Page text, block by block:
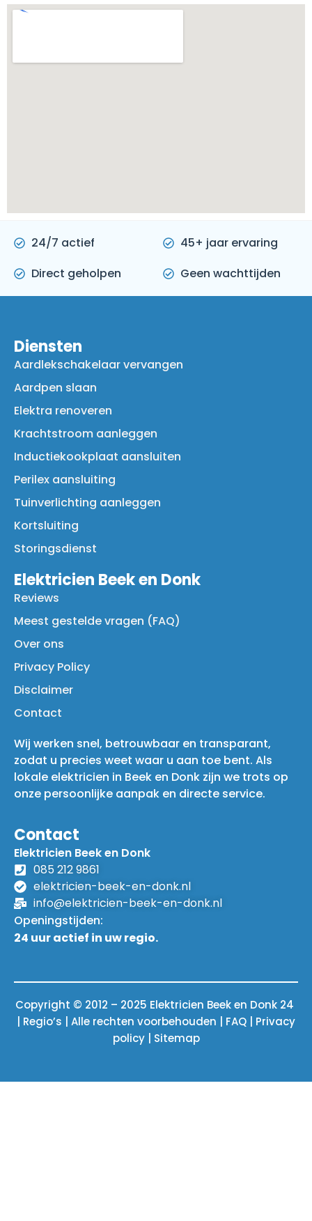
24/7 actief
45+ jaar ervaring
Direct geholpen
Geen wachttijden
Diensten
Aardlekschakelaar vervangen
Aardpen slaan
Elektra renoveren
Krachtstroom aanleggen
Inductiekookplaat aansluiten
Perilex aansluiting
Tuinverlichting aanleggen
Kortsluiting
Storingsdienst
Elektricien Beek en Donk
Reviews
Meest gestelde vragen (FAQ)
Over ons
Privacy Policy
Disclaimer
Contact
Wij werken snel, betrouwbaar en transparant,
zodat u precies weet waar u aan toe bent. Als
lokale elektricien in Beek en Donk zijn we trots op
onze persoonlijke aanpak en directe service.
Contact
Elektricien Beek en Donk
085 212 9861
elektricien-beek-en-donk.nl
info@elektricien-beek-en-donk.nl
Openingstijden:
24 uur actief in uw regio.
Copyright © 2012 – 2025 Elektricien Beek en Donk 24
| Regio’s | Alle rechten voorbehouden | FAQ
Privacy
policy| Sitemap